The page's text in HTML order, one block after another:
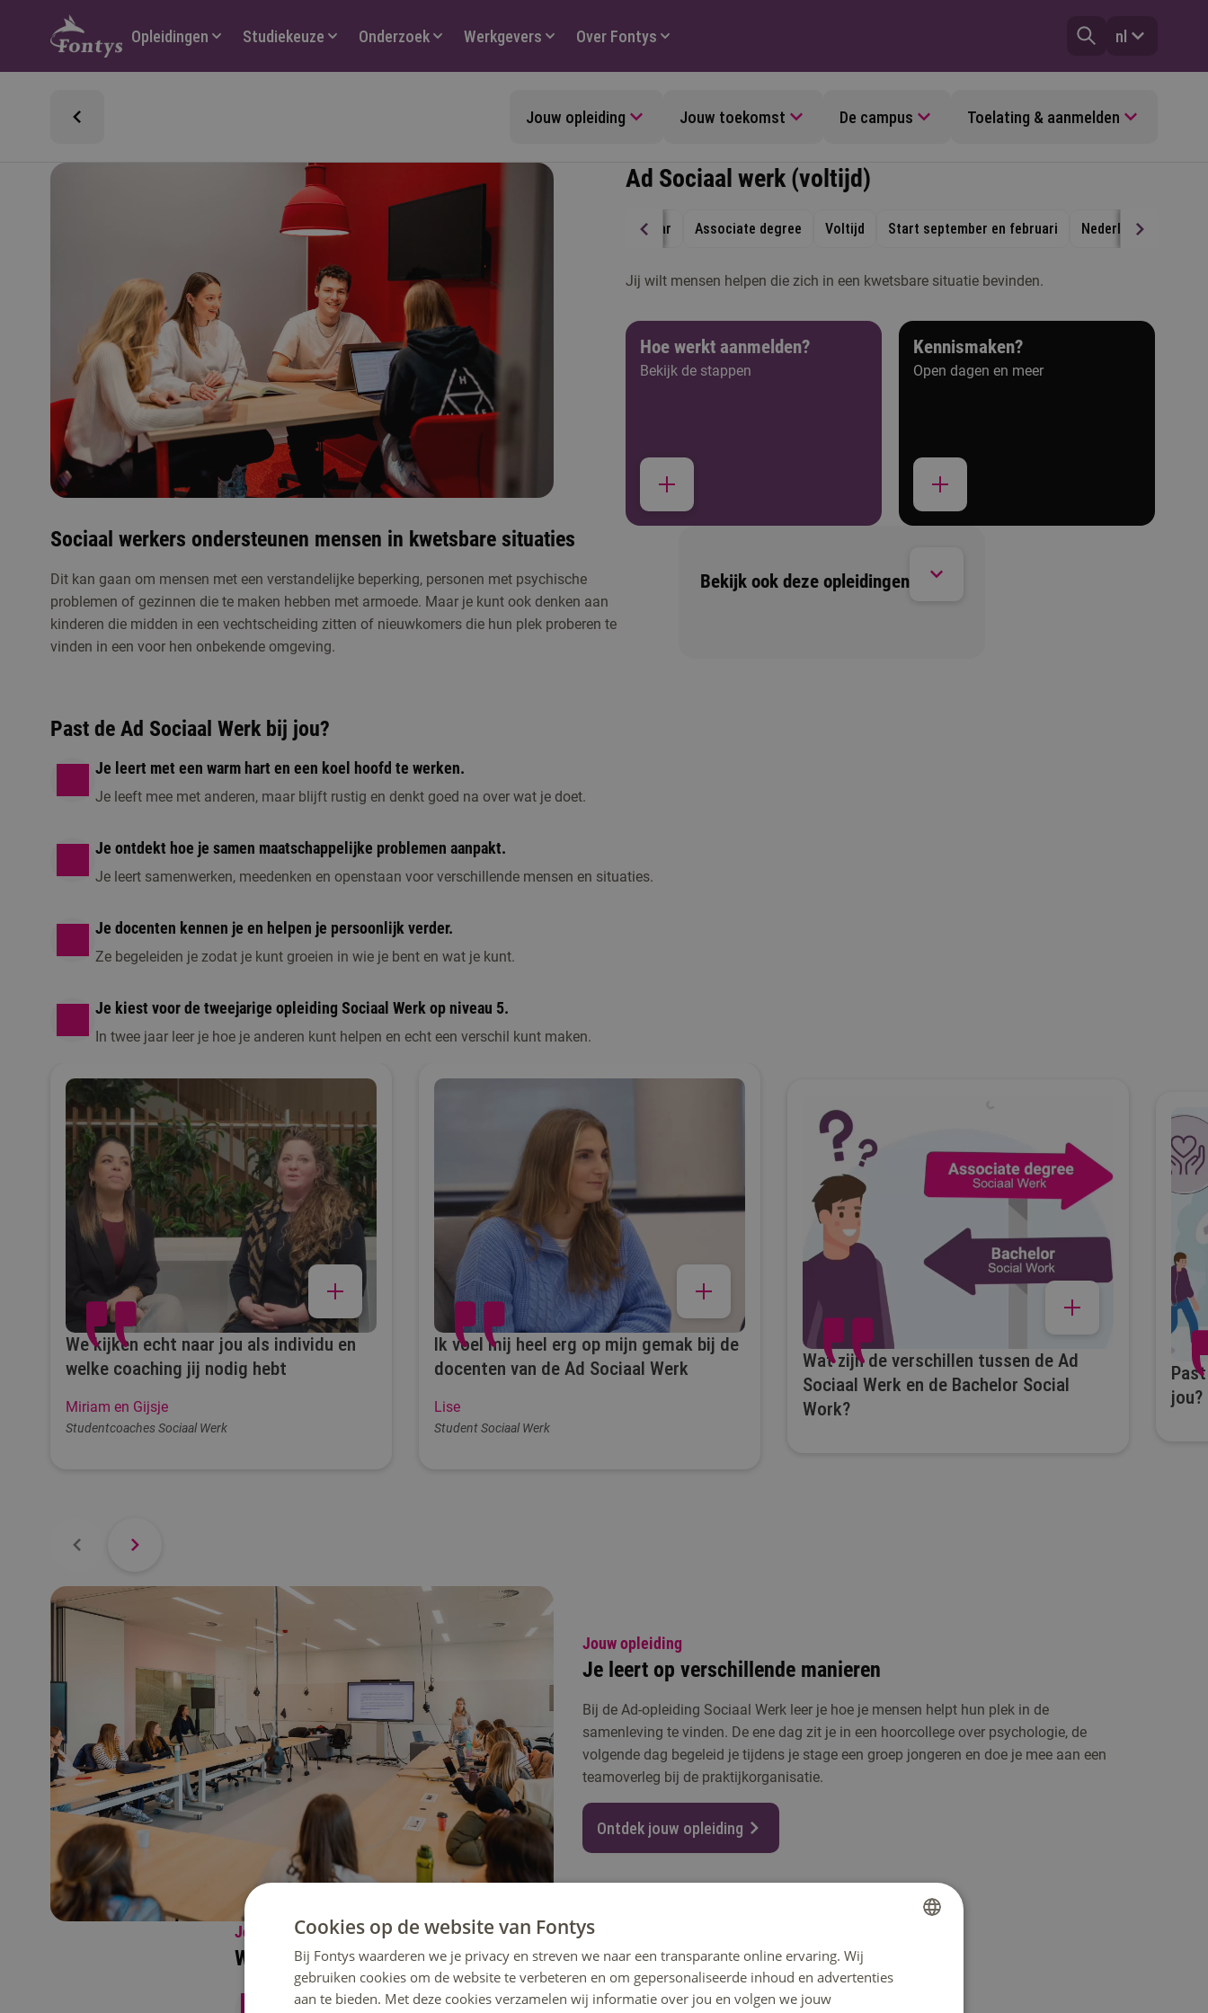
Hoofdmenu
Opleidingen Studiekeuze Onderzoek Werkgevers Over Fontys nl
Jouw opleiding Jouw toekomst De campus Toelating & aanmelden
Ad Sociaal werk (voltijd)
2 jaar Associate degree Voltijd Start september en februari Nederlands
Jij wilt mensen helpen die zich in een kwetsbare situatie bevinden.
Hoe werkt aanmelden?
Bekijk de stappen
Kennismaken?
Open dagen en meer
Studiekeuzeactiviteiten
Er zijn op dit moment geen activiteiten gepland. Wil je toch graag langskomen of heb je
een vraag? Neem dan contact met ons op.
Sociaal werkers ondersteunen mensen in kwetsbare situaties
Dit kan gaan om mensen met een verstandelijke beperking, personen met psychische
problemen of gezinnen die te maken hebben met armoede. Maar je kunt ook denken aan
kinderen die midden in een vechtscheiding zitten of nieuwkomers die hun plek proberen te
vinden in een voor hen onbekende omgeving.
Past de Ad Sociaal Werk bij jou?
Je leert met een warm hart en een koel hoofd te werken.
Je leeft mee met anderen, maar blijft rustig en denkt goed na over wat je doet.
Je ontdekt hoe je samen maatschappelijke problemen aanpakt.
Je leert samenwerken, meedenken en openstaan voor verschillende mensen en situaties.
Je docenten kennen je en helpen je persoonlijk verder.
Ze begeleiden je zodat je kunt groeien in wie je bent en wat je kunt.
Je kiest voor de tweejarige opleiding Sociaal Werk op niveau 5.
In twee jaar leer je hoe je anderen kunt helpen en echt een verschil kunt maken.
Bekijk ook deze opleidingen
We kijken echt naar jou als individu en
welke coaching jij nodig hebt
Miriam en Gijsje
Studentcoaches Sociaal Werk
Ik voel mij heel erg op mijn gemak bij de
docenten van de Ad Sociaal Werk
Lise
Student Sociaal Werk
Wat zijn de verschillen tussen de Ad
Sociaal Werk en de Bachelor Social
Work?
jou?
Jouw opleiding
Je leert op verschillende manieren
Bij de Ad-opleiding Sociaal Werk leer je hoe je mensen helpt hun plek in de
samenleving te vinden. De ene dag zit je in een hoorcollege over psychologie, de
volgende dag begeleid je tijdens je stage een groep jongeren en doe je mee aan een
teamoverleg bij de praktijkorganisatie.
Ontdek jouw opleiding
Jouw opleiding
Wat ga je leren?
Theorie zoals agogiek, psychologie, sociologie en ethiek.
ENGLISH
Cookies op de website van Fontys
Bij Fontys waarderen we je privacy en streven we naar een transparante online ervaring. Wij
gebruiken cookies om de website te verbeteren en om gepersonaliseerde inhoud en advertenties
aan te bieden. Met deze cookies verzamelen wij informatie over jou en volgen we jouw